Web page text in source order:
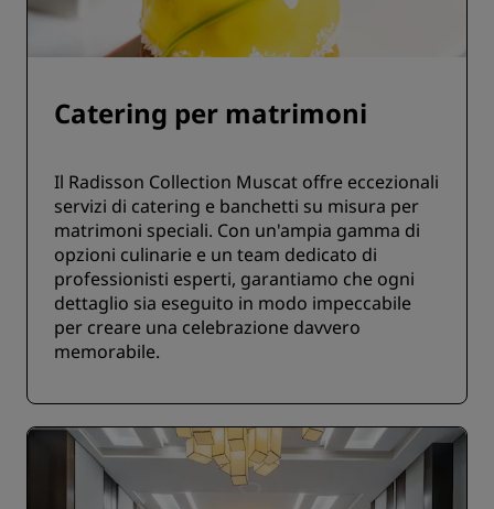
Catering per matrimoni
Il Radisson Collection Muscat offre eccezionali
servizi di catering e banchetti su misura per
matrimoni speciali. Con un'ampia gamma di
opzioni culinarie e un team dedicato di
professionisti esperti, garantiamo che ogni
dettaglio sia eseguito in modo impeccabile
per creare una celebrazione davvero
memorabile.